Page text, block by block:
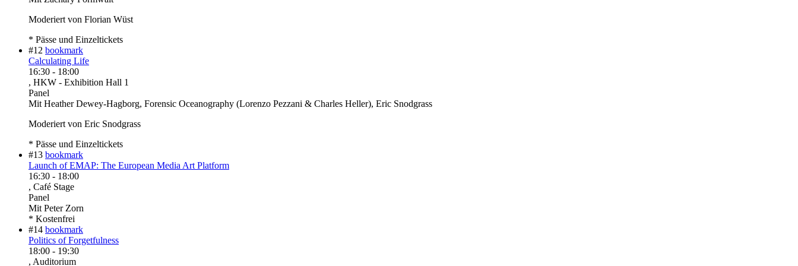
Moderiert von Florian Wüst
* Pässe und Einzeltickets
#12 bookmark
Calculating Life
16:30 - 18:00
, HKW - Exhibition Hall 1
Panel
Mit Heather Dewey-Hagborg, Forensic Oceanography (Lorenzo Pezzani & Charles Heller), Eric Snodgrass
Moderiert von Eric Snodgrass
* Pässe und Einzeltickets
#13 bookmark
Launch of EMAP: The European Media Art Platform
16:30 - 18:00
, Café Stage
Panel
Mit Peter Zorn
* Kostenfrei
#14 bookmark
Politics of Forgetfulness
18:00 - 19:30
, Auditorium